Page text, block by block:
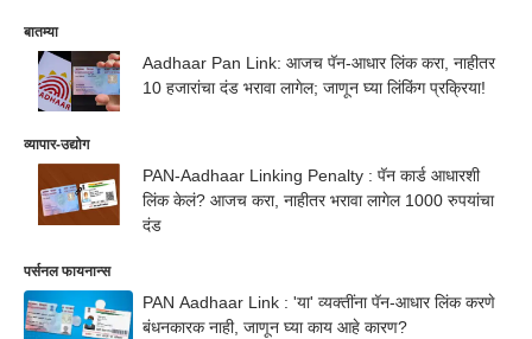
बातम्या
Aadhaar Pan Link: आजच पॅन-आधार लिंक करा, नाहीतर
10 हजारांचा दंड भरावा लागेल; जाणून घ्या लिंकिंग प्रक्रिया!
व्यापार-उद्योग
PAN-Aadhaar Linking Penalty : पॅन कार्ड आधारशी
लिंक केलं? आजच करा, नाहीतर भरावा लागेल 1000 रुपयांचा
दंड
पर्सनल फायनान्स
PAN Aadhaar Link : 'या' व्यक्तींना पॅन-आधार लिंक करणे
बंधनकारक नाही, जाणून घ्या काय आहे कारण?